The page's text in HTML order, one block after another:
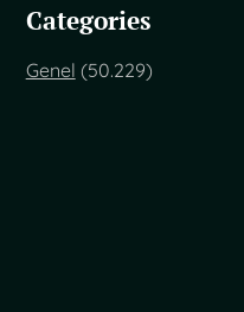
Categories
Genel (50.229)